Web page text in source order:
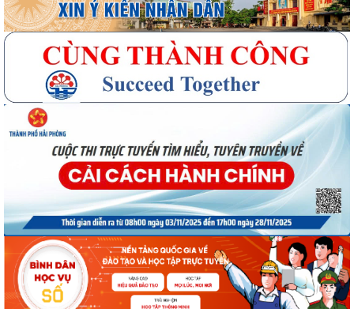
Quyết định công bố Người phát ngôn xã Vĩnh Hoà
Thông báo đấu giá Quyền sử dụng đất tại thôn Xuân Hùng ( cũ), xã
Vĩnh Hòa, thành phố Hải Phòng.
VI PHẠM HÀNH CHÍNH TRONG LĨNH VỰC ĐẦU TƯ KINH DOANH
Thông báo công nhận kết quả trúng tuyển kỳ tuyển dụng viên chức
giáo viên xã Vĩnh Hòa năm 2026
Quyết định phê duyệt kết quả kỳ thi tuyển dụng viên chức xã Vĩnh Hoà
Kế hoạch Tổ chức Cuộc thi và Triển lãm ảnh đẹp về Gia đình năm 2026,
chủ đề: “Khoảnh khắc sum họp”...
Thông báo danh sách và triệu tập thí sinh đủ điều kiện, tiêu chuẩn dự
xét tuyển vòng 2 kỳ tuyển...